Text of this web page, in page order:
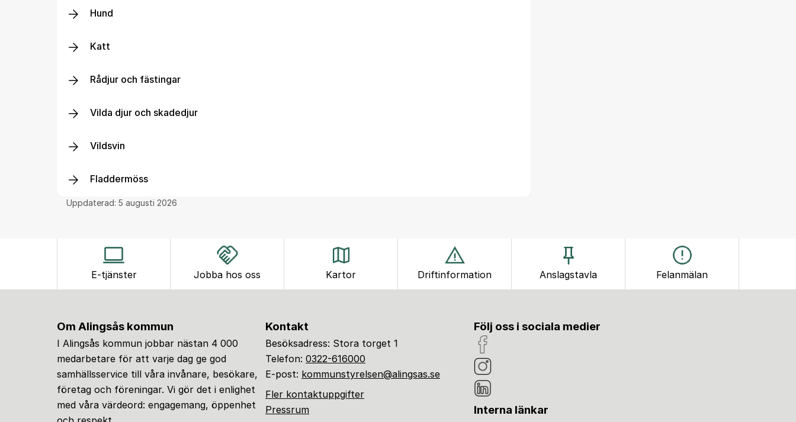
Hund
Katt
Rådjur och fästingar
Vilda djur och skadedjur
Vildsvin
Fladdermöss
Uppdaterad: 5 augusti 2026
E-tjänster Jobba hos oss Kartor Driftinformation Anslagstavla Felanmälan
Om Alingsås kommun
I Alingsås kommun jobbar nästan 4 000
medarbetare för att varje dag ge god
samhällsservice till våra invånare, besökare,
företag och föreningar. Vi gör det i enlighet
med våra värdeord: engagemang, öppenhet
Kontakt
Besöksadress: Stora torget 1
Telefon: 0322-616000
E-post: kommunstyrelsen@alingsas.se
Fler kontaktuppgifter
Pressrum
Följ oss i sociala medier
Interna länkar